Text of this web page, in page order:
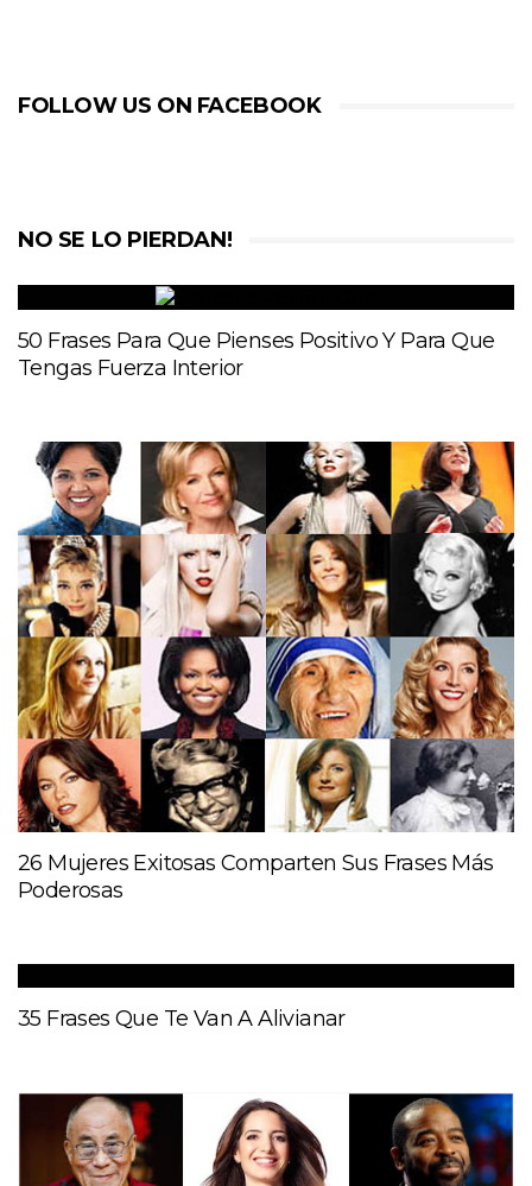
FOLLOW US ON FACEBOOK
NO SE LO PIERDAN!
50 Frases Para Que Pienses Positivo Y Para Que
Tengas Fuerza Interior
26 Mujeres Exitosas Comparten Sus Frases Más
Poderosas
35 Frases Que Te Van A Alivianar